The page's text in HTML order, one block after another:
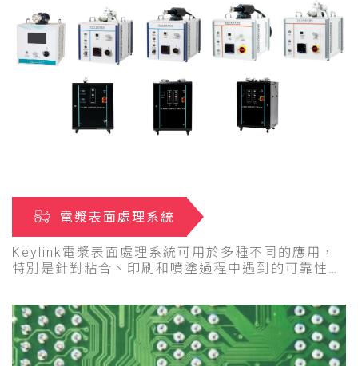
電漿表面處理系統
Keylink電漿表面處理系統可用於多種不同的應用，
特別是針對粘合、印刷和噴塗過程中遇到的可靠性和